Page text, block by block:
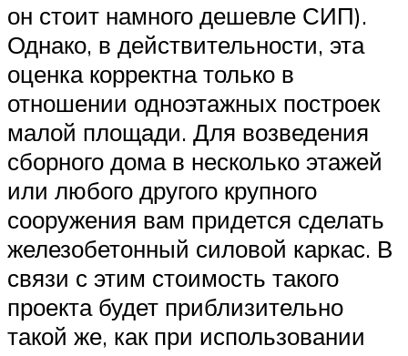
он стоит намного дешевле СИП).
Однако, в действительности, эта
оценка корректна только в
отношении одноэтажных построек
малой площади. Для возведения
сборного дома в несколько этажей
или любого другого крупного
сооружения вам придется сделать
железобетонный силовой каркас. В
связи с этим стоимость такого
проекта будет приблизительно
такой же, как при использовании